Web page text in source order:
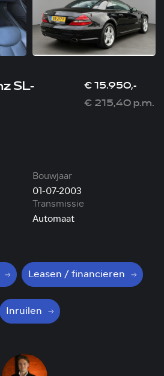
SL-
Bouwjaar
01-07-2003
Transmissie
Automaat
€ 15.950,-
€ 215,40 p.m.
Leasen / financieren
Inruilen